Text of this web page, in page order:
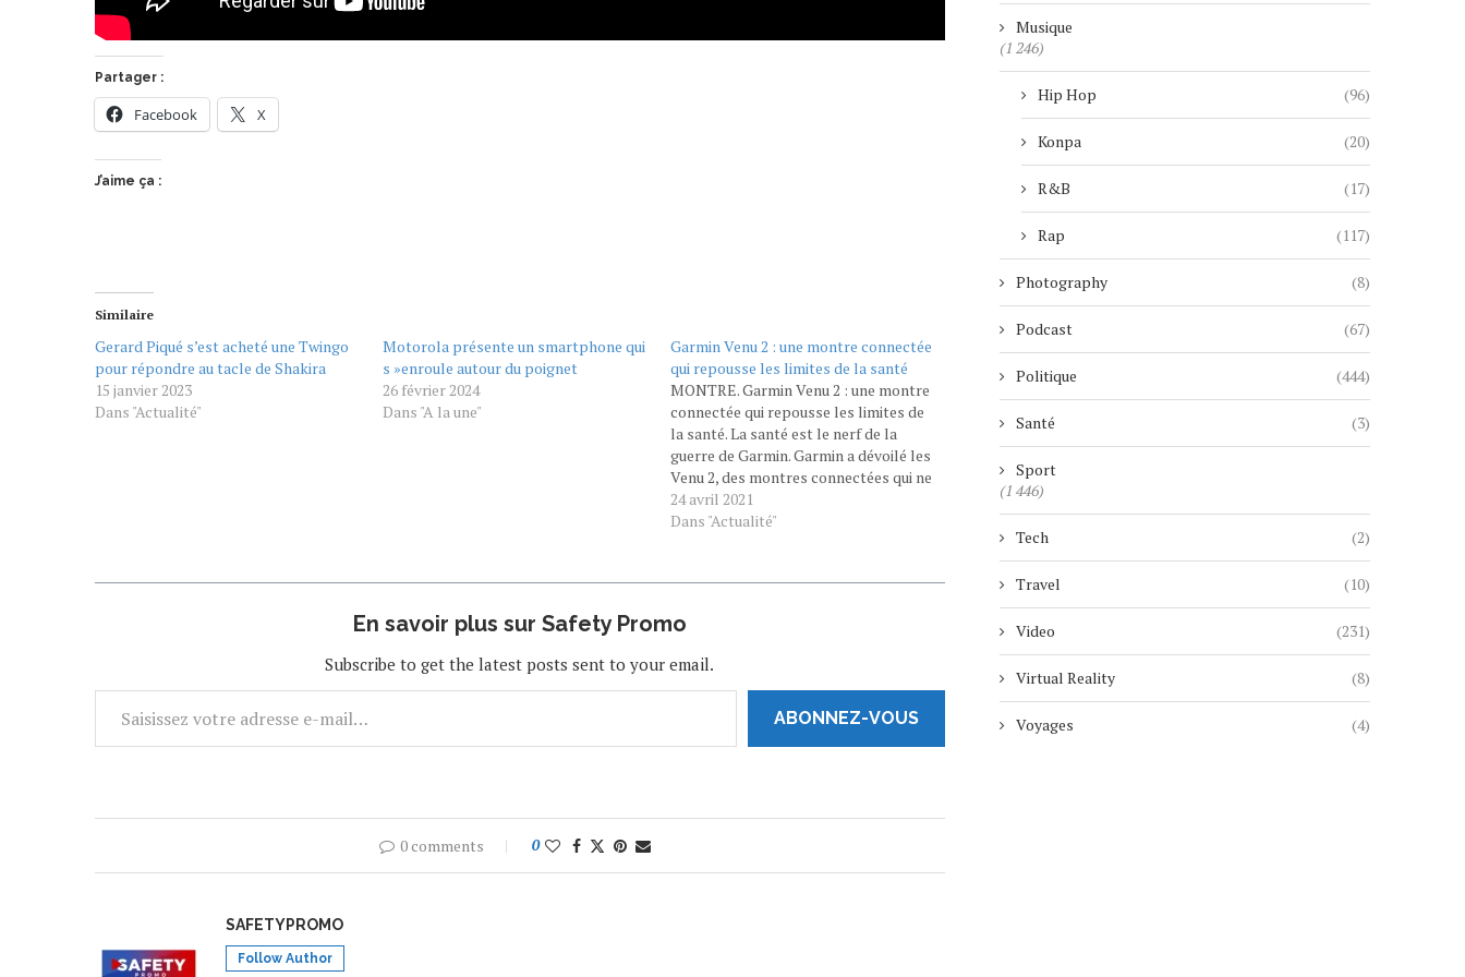
Partager :
Facebook X
J’aime ça :
Similaire
Gerard Piqué s’est acheté une Twingo
pour répondre au tacle de Shakira
15 janvier 2023
Dans "Actualité"
Motorola présente un smartphone qui
s »enroule autour du poignet
26 février 2024
Dans "A la une"
Garmin Venu 2 : une montre connectée
qui repousse les limites de la santé
MONTRE. Garmin Venu 2 : une montre
connectée qui repousse les limites de
la santé. La santé est le nerf de la
guerre de Garmin. Garmin a dévoilé les
Venu 2, des montres connectées qui ne
lésinent pas sur l'autonomie et les
fonctionnalités liées à la santé. Après
24 avril 2021
Dans "Actualité"
En savoir plus sur Safety Promo
Subscribe to get the latest posts sent to your email.
ABONNEZ-VOUS
0 comments 0
SAFETYPROMO
Follow Author
Musique
(1 246)
Hip Hop (96)
Konpa (20)
R&B (17)
Rap (117)
Photography (8)
Podcast (67)
Politique (444)
Santé (3)
Sport
(1 446)
Tech (2)
Travel (10)
Video (231)
Virtual Reality (8)
Voyages (4)